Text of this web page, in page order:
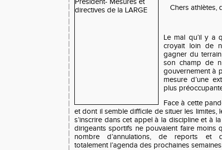
Chers athlètes,
Le mal qu’il y a
croyait loin de
gagner du
son champ de
gouvernement à
mesure d’une
plus
Face à cette
et dont il semble difficile de situer les limites,
s’inscrire dans cet appel à la discipline et à
dirigeants sportifs ne pouvaient faire moins
nombre d’annulations, de reports et
totalement l’agenda des prochaines